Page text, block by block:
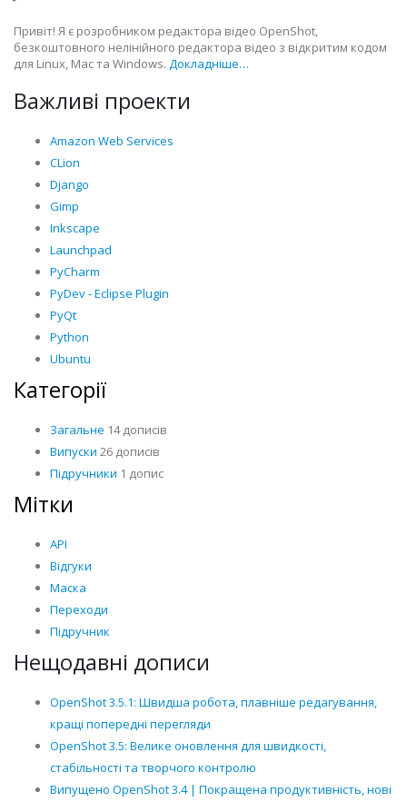
Привіт! Я є розробником редактора відео OpenShot,
безкоштовного нелінійного редактора відео з відкритим кодом
для Linux, Mac та Windows. Докладніше…
Важливі проекти
Amazon Web Services
CLion
Django
Gimp
Inkscape
Launchpad
PyCharm
PyDev - Eclipse Plugin
PyQt
Python
Ubuntu
Категорії
Загальне 14 дописів
Випуски 26 дописів
Підручники 1 допис
Мітки
API
Відгуки
Маска
Переходи
Підручник
Нещодавні дописи
OpenShot 3.5.1: Швидша робота, плавніше редагування,
кращі попередні перегляди
OpenShot 3.5: Велике оновлення для швидкості,
стабільності та творчого контролю
Випущено OpenShot 3.4 | Покращена продуктивність, нові